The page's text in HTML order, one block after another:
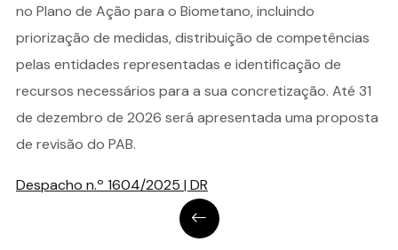
no Plano de Ação para o Biometano, incluindo
priorização de medidas, distribuição de competências
pelas entidades representadas e identificação de
recursos necessários para a sua concretização. Até 31
de dezembro de 2026 será apresentada uma proposta
de revisão do PAB.
Despacho n.º 1604/2025 | DR